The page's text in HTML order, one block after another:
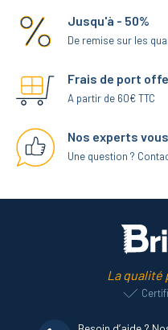
Jusqu'à - 50%
De remise sur les
Frais de port
A partir de 60€ TTC
Nos experts
Une question ?
La qualité